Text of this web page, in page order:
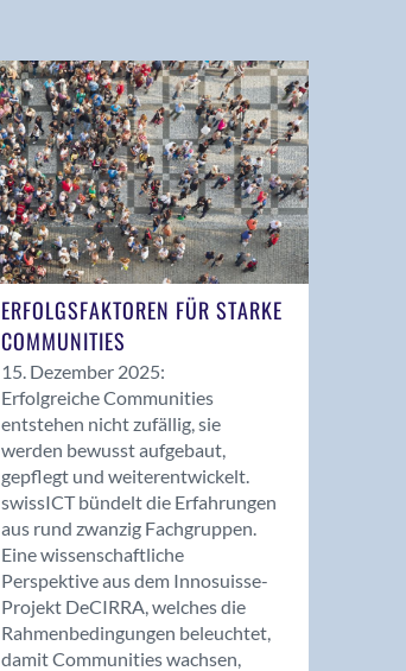
ERFOLGSFAKTOREN FÜR STARKE
COMMUNITIES
15. Dezember 2025:
Erfolgreiche Communities
entstehen nicht zufällig, sie
werden bewusst aufgebaut,
gepflegt und weiterentwickelt.
swissICT bündelt die Erfahrungen
aus rund zwanzig Fachgruppen.
Eine wissenschaftliche
Perspektive aus dem Innosuisse-
Projekt DeCIRRA, welches die
Rahmenbedingungen beleuchtet,
damit Communities wachsen,